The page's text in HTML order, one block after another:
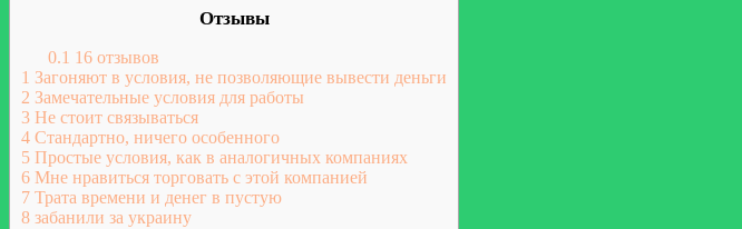
Отзывы
0.1 16 отзывов
1 Загоняют в условия, не позволяющие вывести деньги
2 Замечательные условия для работы
3 Не стоит связываться
4 Стандартно, ничего особенного
5 Простые условия, как в аналогичных компаниях
6 Мне нравиться торговать с этой компанией
7 Трата времени и денег в пустую
8 забанили за украину